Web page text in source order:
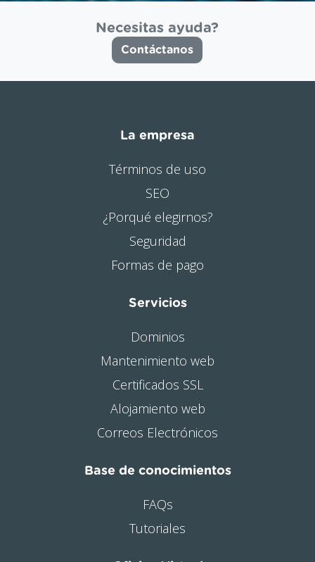
Necesitas ayuda?
Contáctanos
La empresa
Términos de uso
SEO
¿Porqué elegirnos?
Seguridad
Formas de pago
Servicios
Dominios
Mantenimiento web
Certificados SSL
Alojamiento web
Correos Electrónicos
Base de conocimientos
FAQs
Tutoriales